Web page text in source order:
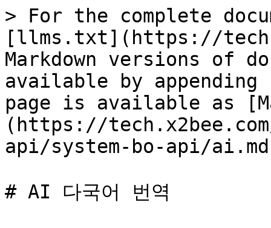
> For the complete
[llms.txt](https://
Markdown versions of
available by
page is available as
(https://
api/system-bo-api/
# AI 다국어 번역